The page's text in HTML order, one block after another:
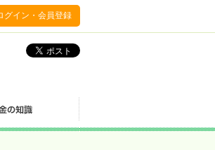
グイン・会員登録